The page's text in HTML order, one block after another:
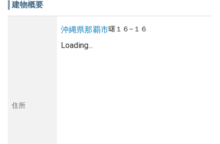
建物概要
住所
沖縄県那覇市曙１６−１６
Loading...